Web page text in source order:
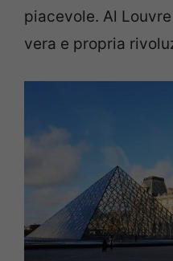
piacevole. Al
vera e propria